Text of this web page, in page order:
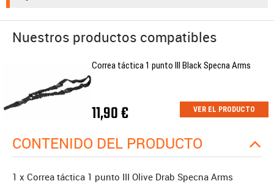
Nuestros productos compatibles
Correa táctica 1 punto III Black Specna Arms
11,90 € VER EL PRODUCTO
CONTENIDO DEL PRODUCTO
1 x Correa táctica 1 punto III Olive Drab Specna Arms